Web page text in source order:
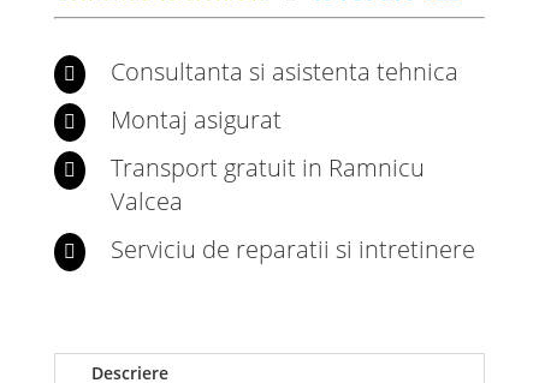
 Consultanta si asistenta tehnica
 Montaj asigurat

Transport gratuit in Ramnicu
Valcea
 Serviciu de reparatii si intretinere
Descriere